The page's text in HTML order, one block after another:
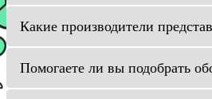
Какие производители
Помогаете ли вы подобрать